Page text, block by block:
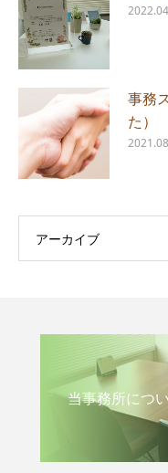
事務
た）
アーカイブ
当事務所につ